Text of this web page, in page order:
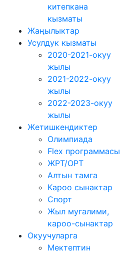
китепкана
кызматы
Жаңылыктар
Усулдук кызматы
2020-2021-окуу
жылы
2021-2022-окуу
жылы
2022-2023-окуу
жылы
Жетишкендиктер
Олимпиада
Flex программасы
ЖРТ/ОРТ
Алтын тамга
Кароо сынактар
Спорт
Жыл мугалими,
кароо-сынактар
Окуучуларга
Мектептин